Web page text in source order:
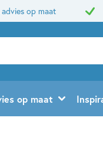
op maat
op maat